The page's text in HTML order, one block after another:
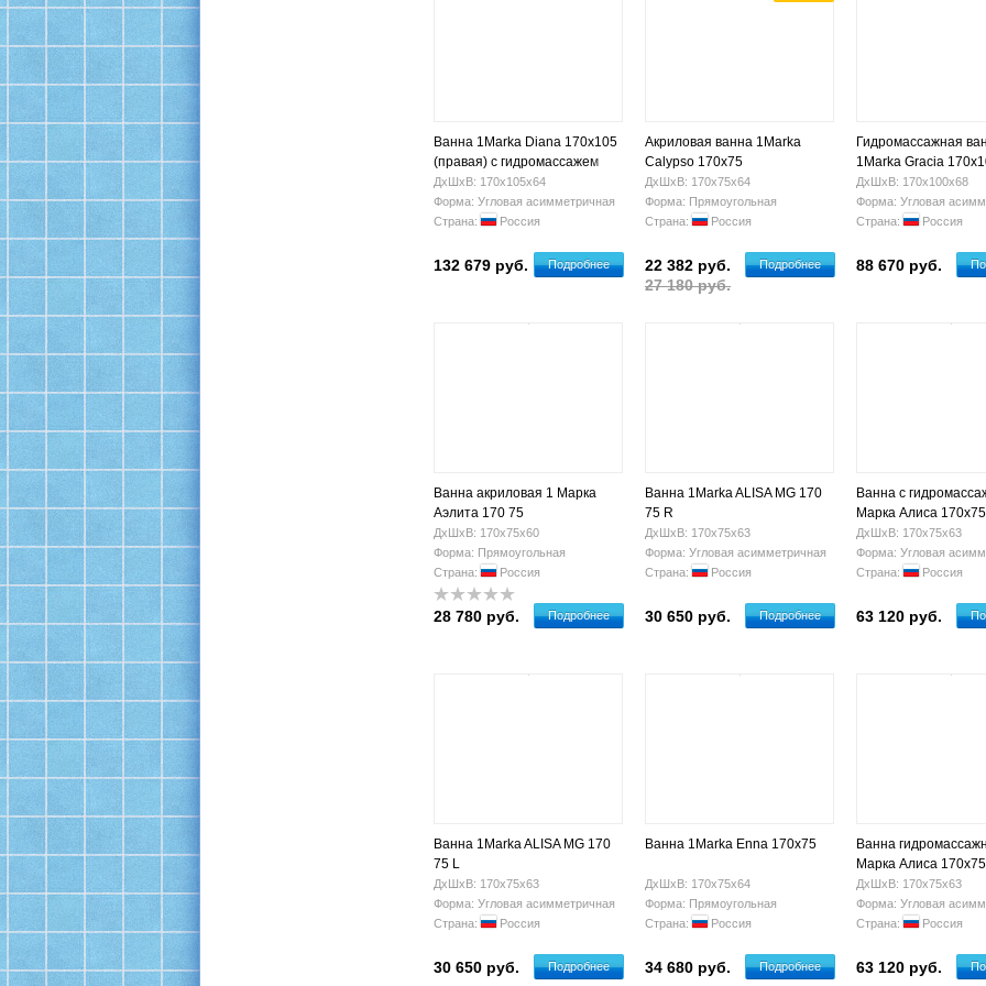
Ванна 1Marka Diana 170х105
(правая) с гидромассажем
ДхШхВ: 170х105х64
Форма: Угловая асимметричная
Страна:
Россия
132 679 руб. Подробнее
Акриловая ванна 1Marka
Calypso 170х75
ДхШхВ: 170х75х64
Форма: Прямоугольная
Страна:
Россия
22 382 руб.
27 180 руб.
Подробнее
Гидромассажная
1Marka Gracia
правая/левая
бронза)
ДхШхВ: 170х100х68
Форма: Угловая
Страна:
Россия
88 670 руб.
Ванна акриловая 1 Марка
Аэлита 170 75
ДхШхВ: 170х75х60
Форма: Прямоугольная
Страна:
Россия
28 780 руб. Подробнее
Ванна 1Marka ALISA MG 170
75 R
ДхШхВ: 170х75х63
Форма: Угловая асимметричная
Страна:
Россия
30 650 руб. Подробнее
Ванна с
Марка Алиса 170х75
ДхШхВ: 170х75х63
Форма: Угловая
Страна:
Россия
63 120 руб.
Ванна 1Marka ALISA MG 170
75 L
ДхШхВ: 170х75х63
Форма: Угловая асимметричная
Страна:
Россия
30 650 руб. Подробнее
Ванна 1Marka Enna 170x75
ДхШхВ: 170х75х64
Форма: Прямоугольная
Страна:
Россия
34 680 руб. Подробнее
Ванна
Марка Алиса
ДхШхВ: 170х75х63
Форма: Угловая
Страна:
Россия
63 120 руб.